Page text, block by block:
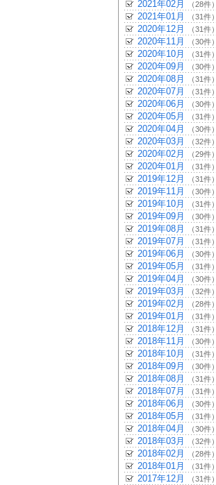
2021年02月 （28件）
2021年01月 （31件）
2020年12月 （31件）
2020年11月 （30件）
2020年10月 （31件）
2020年09月 （30件）
2020年08月 （31件）
2020年07月 （31件）
2020年06月 （30件）
2020年05月 （31件）
2020年04月 （30件）
2020年03月 （32件）
2020年02月 （29件）
2020年01月 （31件）
2019年12月 （31件）
2019年11月 （30件）
2019年10月 （31件）
2019年09月 （30件）
2019年08月 （31件）
2019年07月 （31件）
2019年06月 （30件）
2019年05月 （31件）
2019年04月 （30件）
2019年03月 （32件）
2019年02月 （28件）
2019年01月 （31件）
2018年12月 （31件）
2018年11月 （30件）
2018年10月 （31件）
2018年09月 （30件）
2018年08月 （31件）
2018年07月 （31件）
2018年06月 （30件）
2018年05月 （31件）
2018年04月 （30件）
2018年03月 （32件）
2018年02月 （28件）
2018年01月 （31件）
2017年12月 （31件）